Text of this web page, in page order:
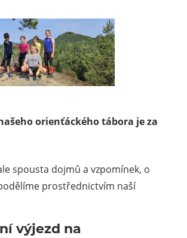
orienťáckého tábora je za
spousta dojmů a vzpomínek, o
prostřednictvím naší
výjezd na